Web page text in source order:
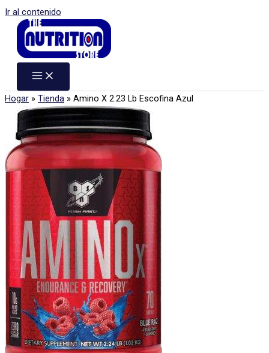
Ir al contenido
Hogar » Tienda » Amino X 2.23 Lb Escofina Azul